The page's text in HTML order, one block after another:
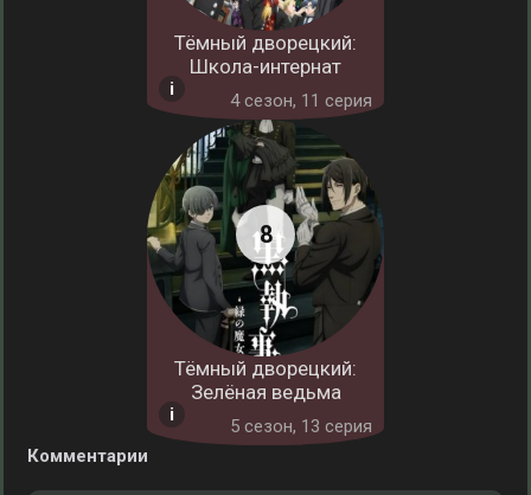
Тёмный дворецкий:
Школа-интернат
4 cезон, 11 серия
Тёмный дворецкий:
Зелёная ведьма
5 cезон, 13 серия
Комментарии